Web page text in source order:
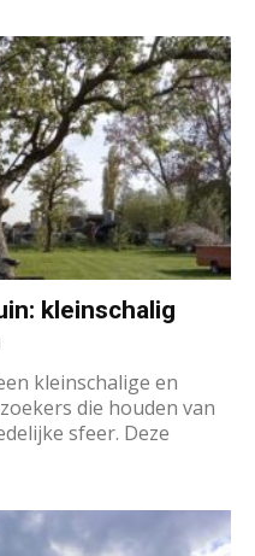
kleinschalig
kleinschalige en
die houden van
sfeer. Deze